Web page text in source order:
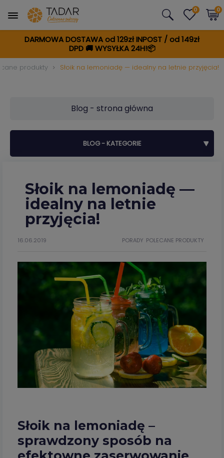
DARMOWA DOSTAWA od 129zł INPOST / od 149zł
DPD🚚WYSYŁKA 24H!📦
0 0
produkty Słoik na lemoniadę — idealny na letnie przyjęcia!
BLOG - KATEGORIE
Blog - strona główna
Słoik na lemoniadę —
idealny na letnie
przyjęcia!
POLECANE PRODUKTY
PORADY
16.06.2019
Słoik na lemoniadę –
sprawdzony sposób na